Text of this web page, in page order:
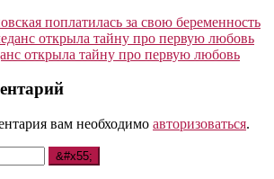
поплатилась за свою беременность
открыла тайну про первую любовь
вам необходимо авторизоваться.